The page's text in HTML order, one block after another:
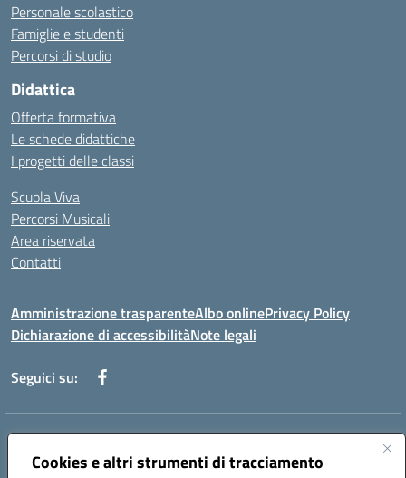
Cookies e altri strumenti di tracciamento
Personale scolastico
Famiglie e studenti
Percorsi di studio
Didattica
Offerta formativa
Le schede didattiche
I progetti delle classi
Scuola Viva
Percorsi Musicali
Area riservata
Contatti
Amministrazione trasparenteAlbo onlinePrivacy Policy
Dichiarazione di accessibilitàNote legali
Seguici su:
Indirizzo:
Centralino:089868360 Email:saic857007@istruzione.it